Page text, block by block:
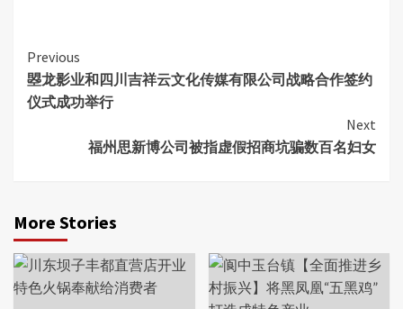
Continue
Reading
Previous
曌龙影业和四川吉祥云文化传媒有限公司战略合作签约
仪式成功举行
Next
福州思新博公司被指虚假招商坑骗数百名妇女
More Stories